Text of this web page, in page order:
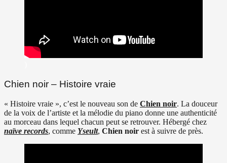
Chien noir – Histoire vraie
« Histoire vraie », c’est le nouveau son de Chien noir. La douceur
de la voix de l’artiste et la mélodie du piano donne une authenticité
au morceau dans lequel chacun peut se retrouver. Hébergé chez
naïve records, comme Yseult, Chien noir est à suivre de près.